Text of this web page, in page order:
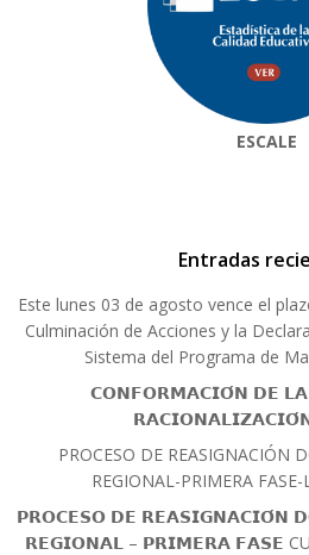
ESCALE
Entradas
Este lunes 03 de agosto vence el
Culminación de Acciones y la
Sistema del Programa de
𝗖𝗢𝗡𝗙𝗢𝗥𝗠𝗔𝗖𝗜𝗢́𝗡 𝗗𝗘
PROCESO DE REASIGNACIÓN
REGIONAL-PRIMERA
𝗣𝗥𝗢𝗖𝗘𝗦𝗢 𝗗𝗘 𝗥𝗘𝗔𝗦𝗜𝗚𝗡𝗔𝗖𝗜𝗢́𝗡
𝗥𝗘𝗚𝗜𝗢𝗡𝗔𝗟 – 𝗣𝗥𝗜𝗠𝗘𝗥𝗔 𝗙𝗔𝗦𝗘